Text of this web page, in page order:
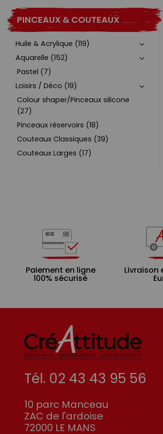
PINCEAUX & COUTEAUX
Huile & Acrylique (119)
Aquarelle (152)
Pastel (7)
Loisirs / Déco (19)
Colour shaper/Pinceaux silicone
(27)
Pinceaux réservoirs (18)
Couteaux Classiques (39)
Couteaux Larges (17)
Paiement en ligne
100% sécurisé
Livraison
Tél. 02 43 43 95 56
10 parc Manceau
ZAC de l'ardoise
72000 LE MANS